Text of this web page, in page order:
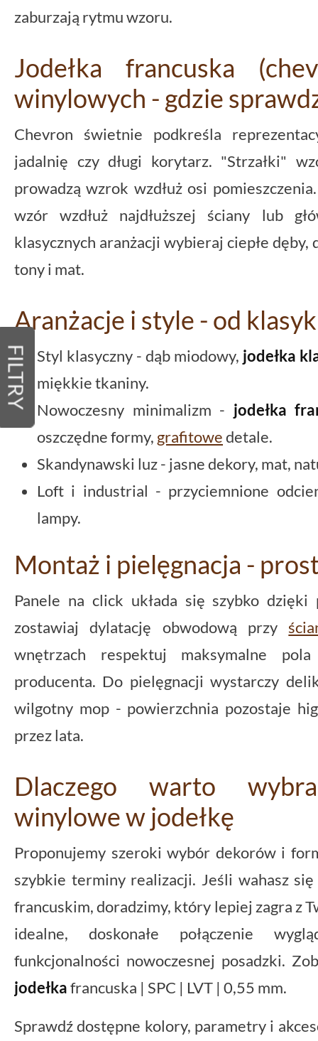
FILTRY
zaburzają rytmu wzoru.
Jodełka francuska
winylowych - gdzie
Chevron świetnie podkreśla
jadalnię czy długi korytarz. "Strzałki"
prowadzą wzrok wzdłuż osi
wzór wzdłuż najdłuższej ściany lub
klasycznych aranżacji wybieraj ciepłe dęby,
tony i mat.
Aranżacje i style - od
Styl klasyczny - dąb miodowy, jodełka
miękkie tkaniny.
Nowoczesny minimalizm - jodełka
oszczędne formy, grafitowedetale.
Skandynawski luz - jasne dekory, mat,
Loft i industrial - przyciemnione
lampy.
Montaż i pielęgnacja -
Panele na click układa się szybko dzięki
zostawiaj dylatację obwodową przy
wnętrzach respektuj maksymalne
producenta. Do pielęgnacji wystarczy
wilgotny mop - powierzchnia pozostaje
przez lata.
Dlaczego warto
winylowe w jodełkę
Proponujemy szeroki wybór dekorów i
szybkie terminy realizacji. Jeśli wahasz
francuskim, doradzimy, który lepiej zagra z
idealne, doskonałe połączenie
funkcjonalności nowoczesnej posadzki.
jodełkafrancuska | SPC | LVT | 0,55 mm.
Sprawdź dostępne kolory, parametry i